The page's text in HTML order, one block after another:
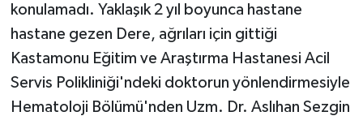
konulamadı. Yaklaşık 2 yıl boyunca hastane
hastane gezen Dere, ağrıları için gittiği
Kastamonu Eğitim ve Araştırma Hastanesi Acil
Servis Polikliniği'ndeki doktorun yönlendirmesiyle
Hematoloji Bölümü'nden Uzm. Dr. Aslıhan Sezgin